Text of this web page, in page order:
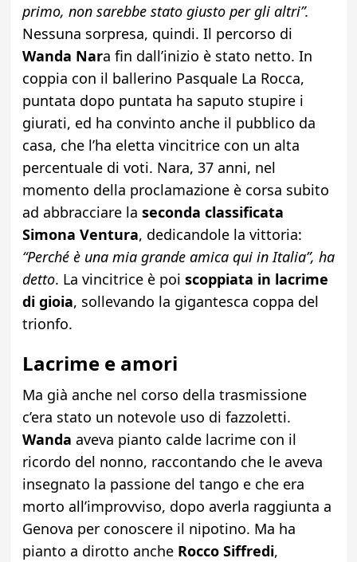
primo, non sarebbe stato giusto per gli altri”.
Nessuna sorpresa, quindi. Il percorso di
Wanda Nara fin dall’inizio è stato netto. In
coppia con il ballerino Pasquale La Rocca,
puntata dopo puntata ha saputo stupire i
giurati, ed ha convinto anche il pubblico da
casa, che l’ha eletta vincitrice con un alta
percentuale di voti. Nara, 37 anni, nel
momento della proclamazione è corsa subito
ad abbracciare la seconda classificata
Simona Ventura, dedicandole la vittoria:
“Perché è una mia grande amica qui in Italia”, ha
detto. La vincitrice è poi scoppiata in lacrime
di gioia, sollevando la gigantesca coppa del
trionfo.
Lacrime e amori
Ma già anche nel corso della trasmissione
c’era stato un notevole uso di fazzoletti.
Wanda aveva pianto calde lacrime con il
ricordo del nonno, raccontando che le aveva
insegnato la passione del tango e che era
morto all’improvviso, dopo averla raggiunta a
Genova per conoscere il nipotino. Ma ha
pianto a dirotto ancheRocco Siffredi,